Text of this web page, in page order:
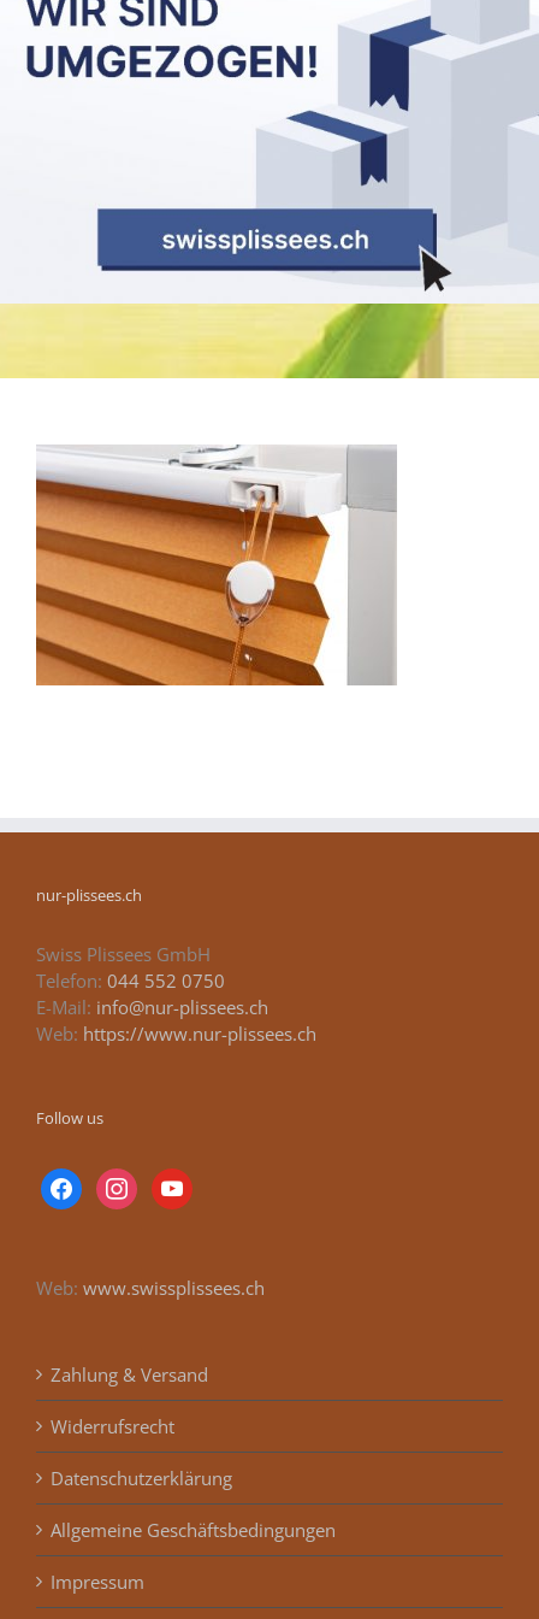
nur-plissees.ch
Swiss Plissees GmbH
Telefon: 044 552 0750
E-Mail: info@nur-plissees.ch
Web: https://www.nur-plissees.ch
Follow us
facebookinstagramyoutube
Web: www.swissplissees.ch
Zahlung & Versand
Widerrufsrecht
Datenschutzerklärung
Allgemeine Geschäftsbedingungen
Impressum